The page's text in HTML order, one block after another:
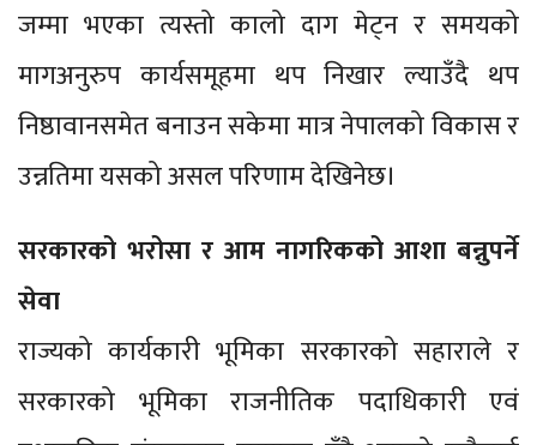
जम्मा भएका त्यस्तो कालो दाग मेट्न र समयको
मागअनुरुप कार्यसमूहमा थप निखार ल्याउँदै थप
निष्ठावानसमेत बनाउन सकेमा मात्र नेपालको विकास र
उन्नतिमा यसको असल परिणाम देखिनेछ।
सरकारको भरोसा र आम नागरिकको आशा बन्नुपर्ने
सेवा
राज्यको कार्यकारी भूमिका सरकारको सहाराले र
सरकारको भूमिका राजनीतिक पदाधिकारी एवं